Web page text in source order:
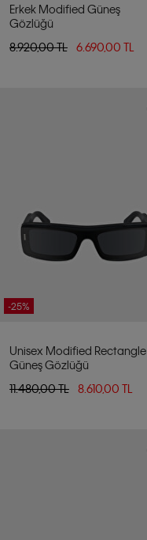
Erkek Modified Güneş
Gözlüğü
8.920,00 TL
6.690,00 TL
-25%
Unisex Modified Rectangle
Güneş Gözlüğü
11.480,00 TL
8.610,00 TL